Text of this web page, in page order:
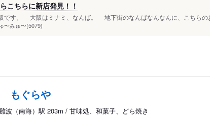
こちらに新店発見！！
です。 大阪はミナミ、なんば。 地下街のなんばなんなんに、こちらの
〜みゅ〜(5079)
もぐらや
波（南海）駅 203m / 甘味処、和菓子、どら焼き